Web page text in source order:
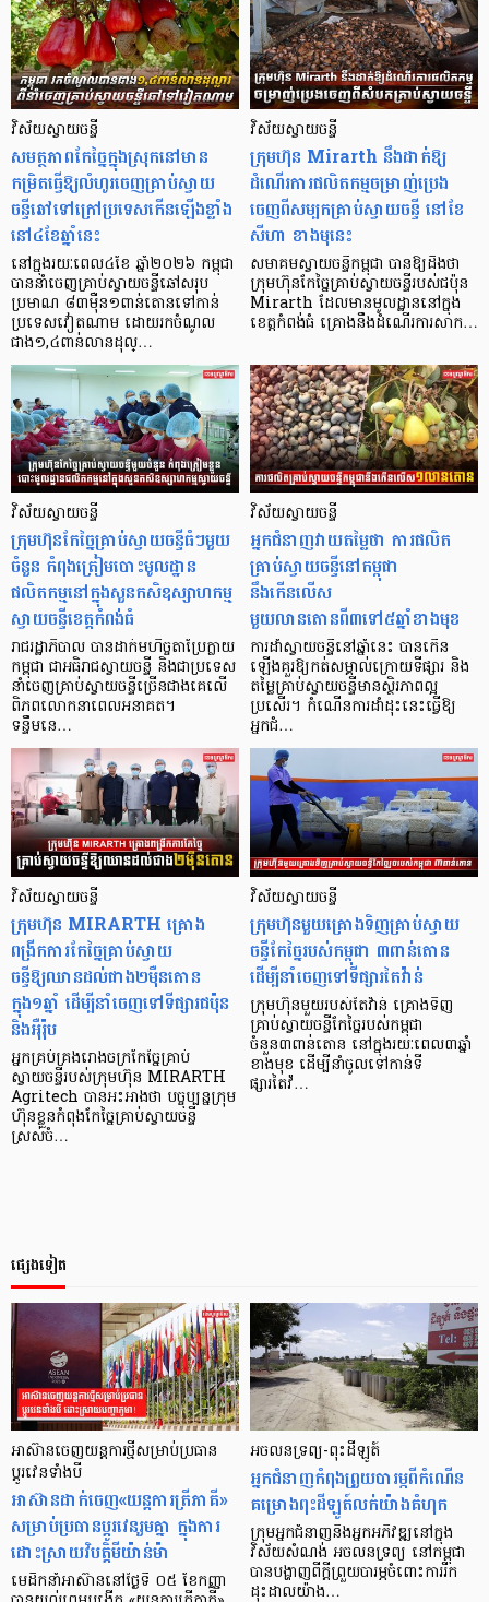
វិស័យស្វាយចន្ទី
សមត្ថភាពកែច្នៃក្នុងស្រុកនៅមាន
កម្រិតធ្វើឱ្យលំហូរចេញគ្រាប់ស្វាយ
ចន្ទីឆៅទៅក្រៅប្រទេសកើនឡើងខ្លាំង
នៅ៤ខែឆ្នាំនេះ
នៅក្នុងរយៈពេល៤ខែ ឆ្នាំ២០២៦ កម្ពុជា
បាននាំចេញគ្រាប់ស្វាយចន្ទីឆៅសរុប
ប្រមាណ ៨៣ម៉ឺន១ពាន់តោនទៅកាន់
ប្រទេសវៀតណាម ដោយរកចំណូល
ជាង១,៤ពាន់លានដុល្…
វិស័យស្វាយចន្ទី
ក្រុមហ៊ុន Mirarth នឹងដាក់ឱ្យ
ដំណើរការផលិតកម្មចម្រាញ់ប្រេង
ចេញពីសម្បកគ្រាប់ស្វាយចន្ទី នៅខែ
សីហា ខាងមុនេះ
សមាគមស្វាយចន្ទីកម្ពុជា បានឱ្យដឹងថា
ក្រុមហ៊ុនកែច្នៃគ្រាប់ស្វាយចន្ទីរបស់ជប៉ុន
Mirarth ដែលមានមូលដ្ឋាននៅក្នុង
ខេត្តកំពង់ធំ គ្រោងនឹងដំណើរការសាក…
វិស័យស្វាយចន្ទី
ក្រុមហ៊ុនកែច្នៃគ្រាប់ស្វាយចន្ទីធំៗមួយ
ចំនួន កំពុងត្រៀមបោះមូលដ្ឋាន
ផលិតកម្មនៅក្នុងសួនកសិឧស្សាហកម្ម
ស្វាយចន្ទីខេត្តកំពង់ធំ
រាជរដ្ឋាភិបាល បានដាក់មហិច្ចតាប្រែក្លាយ
កម្ពុជា ជាអធិរាជស្វាយចន្ទី និងជាប្រទេស
នាំចេញគ្រាប់ស្វាយចន្ទីច្រើនជាងគេលើ
ពិភពលោកនាពេលអនាគត។
ទន្ទឹមនេ…
វិស័យស្វាយចន្ទី
អ្នកជំនាញវាយតម្លៃថា ការផលិត
គ្រាប់ស្វាយចន្ទីនៅកម្ពុជា
នឹងកើនលើស
មួយលានតោនពី៣ទៅ៥ឆ្នាំខាងមុខ
ការដាំស្វាយចន្ទីនៅឆ្នាំនេះ បានកើន
ឡើងគួរឱ្យកត់សម្គាល់ក្រោយទីផ្សារ និង
តម្លៃគ្រាប់ស្វាយចន្ទីមានស្ថិរភាពល្អ
ប្រសើរ។ កំណើនការដាំដុះនេះធ្វើឱ្យ
អ្នកជំ…
វិស័យស្វាយចន្ទី
ក្រុមហ៊ុន MIRARTH គ្រោង
ពង្រីកការកែច្នៃគ្រាប់ស្វាយ
ចន្ទីឱ្យឈានដល់ជាង២ម៉ឺនតោន
ក្នុង១ឆ្នាំ ដើម្បីនាំចេញទៅទីផ្សារជប៉ុន
និងអុឺរ៉ុប
អ្នកគ្រប់គ្រងរោងចក្រកែច្នៃគ្រាប់
ស្វាយចន្ទីរបស់ក្រុមហ៊ុន MIRARTH
Agritech បានអះអាងថា បច្ចុប្បន្នក្រុម
ហ៊ុនខ្លួនកំពុងកែច្នៃគ្រាប់ស្វាយចន្ទី
ស្រស់ចំ…
វិស័យស្វាយចន្ទី
ក្រុមហ៊ុនមួយគ្រោងទិញគ្រាប់ស្វាយ
ចន្ទីកែច្នៃរបស់កម្ពុជា ៣ពាន់តោន
ដើម្បីនាំចេញទៅទីផ្សារតៃវ៉ាន់
ក្រុមហ៊ុនមួយរបស់តៃវ៉ាន់ គ្រោងទិញ
គ្រាប់ស្វាយចន្ទីកែច្នៃរបស់កម្ពុជា
ចំនួន៣ពាន់តោន នៅក្នុងរយៈពេល៣ឆ្នាំ
ខាងមុខ ដើម្បីនាំចូលទៅកាន់ទី
ផ្សារតៃវ៉…
ផ្សេងទៀត
អាស៊ានចេញយន្តការថ្មីសម្រាប់ប្រធាន
ប្តូរវេនទាំងបី
អាស៊ានដាក់ចេញ«យន្តការត្រីភាគី»
សម្រាប់ប្រធានប្តូរវេនរួមគ្នា ក្នុងការ
ដោះស្រាយវិបត្តិមីយ៉ាន់ម៉ា
មេដឹកនាំអាស៊ាននៅថ្ងៃទី ០៥ ខែកញ្ញា
អចលនទ្រព្យ-​ពុះ​ដី​ឡូត៍
អ្នក​ជំនាញ​កំពុង​ព្រួយ​បារម្ភ​ពី​កំណើន​
គម្រោង​ពុះ​ដី​ឡូត៍​លក់​យ៉ាង​គំហុក
ក្រុម​អ្នក​ជំនាញ​និង​អ្នក​អភិវឌ្ឍ​​នៅ​ក្នុង​
វិស័យ​សំណង់ អចលន​ទ្រព្យ នៅ​កម្ពុជា
បាន​បង្ហាញ​ពី​ក្តី​ព្រួយ​បារម្ភ​ចំពោះ​ការ​រីក​
ដុះដាល​យ៉ាង…